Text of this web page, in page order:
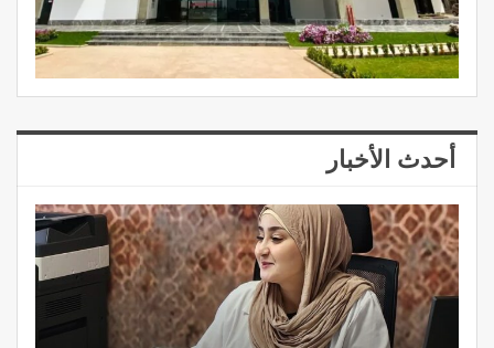
أحدث الأخبار